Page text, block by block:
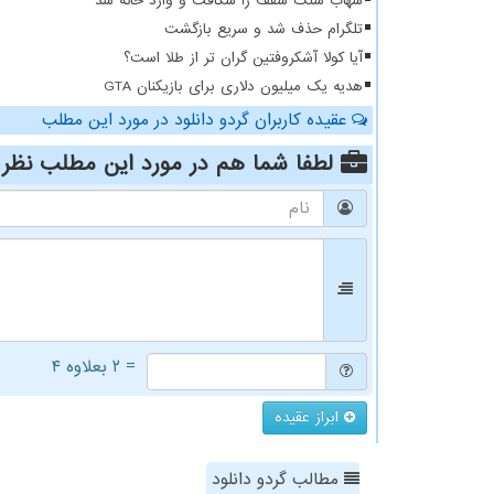
تلگرام حذف شد و سریع بازگشت
آیا کولا آشکروفتین گران تر از طلا است؟
هدیه یک میلیون دلاری برای بازیکنان GTA
عقیده کاربران گردو دانلود در مورد این مطلب
لطفا شما هم در مورد این مطلب
= ۲ بعلاوه ۴
ابراز عقیده
مطالب گردو دانلود